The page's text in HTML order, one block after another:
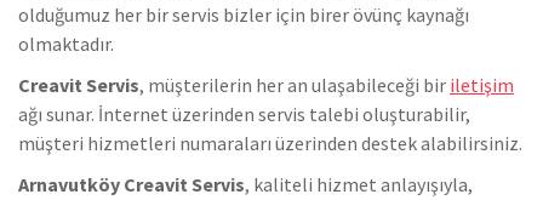
olduğumuz her bir servis bizler için birer övünç kaynağı
olmaktadır.
Creavit Servis, müşterilerin her an ulaşabileceği bir iletişim
ağı sunar. İnternet üzerinden servis talebi oluşturabilir,
müşteri hizmetleri numaraları üzerinden destek alabilirsiniz.
Arnavutköy Creavit Servis, kaliteli hizmet anlayışıyla,